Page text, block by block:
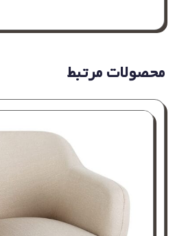
محصولات مرتبط